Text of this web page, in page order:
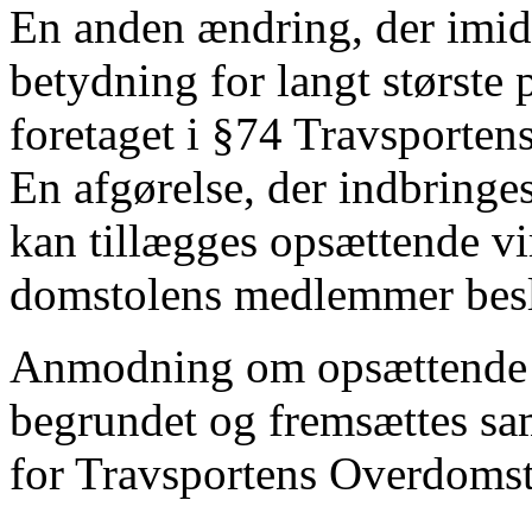
En anden ændring, der
betydning for langt største
foretaget i §74
En afgørelse, der
kan tillægges opsættende
domstolens medlemmer
Anmodning om
begrundet og fremsættes
for Travsportens